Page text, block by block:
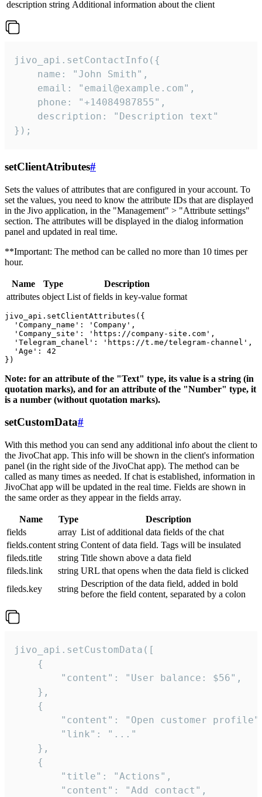
description string Additional information about the client
jivo_api.setContactInfo({
    name: "John Smith",
    email: "email@example.com",
    phone: "+14084987855",
    description: "Description text"
});
setClientAtributes#
Sets the values ​​of attributes that are configured in your account. To
set the values, you need to know the attribute IDs that are displayed
in the Jivo application, in the "Management" > "Attribute settings"
section. The attributes will be displayed in the dialog information
panel and updated in real time.
**Important: The method can be called no more than 10 times per
hour.
Name Type
Description
attributes object List of fields in key-value format
jivo_api.setClientAttributes({
  'Company_name': 'Company',
  'Company_site': 'https://company-site.com',
  'Telegram_chanel': 'https://t.me/telegram-channel',
  'Age': 42
Note: for an attribute of the "Text" type, its value is a string (in
quotation marks), and for an attribute of the "Number" type, it
is a number (without quotation marks).
setCustomData#
With this method you can send any additional info about the client to
the JivoChat app. This info will be shown in the client's information
panel (in the right side of the JivoChat app). The method can be
called as many times as needed. If chat is established, information in
JivoChat app will be updated in the real time. Fields are shown in
the same order as they appear in the fields array.
Name Type
Description
fields
array List of additional data fields of the chat
fields.content string Content of data field. Tags will be insulated
fileds.title
string Title shown above a data field
fileds.link
string URL that opens when the data field is clicked
fileds.key
string
Description of the data field, added in bold
before the field content, separated by a colon
jivo_api.setCustomData([
    {
        "content": "User balance: $56",
    },
    {
"content": "Open customer
        "link": "..."
    },
    {
        "title": "Actions",
        "content": "Add contact",